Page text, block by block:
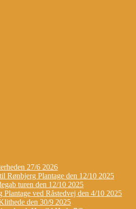
27/6 2026
Rønbjerg Plantage den 12/10 2025
turen den 12/10 2025
Plantage ved Råstedvej den 4/10 2025
den 30/9 2025